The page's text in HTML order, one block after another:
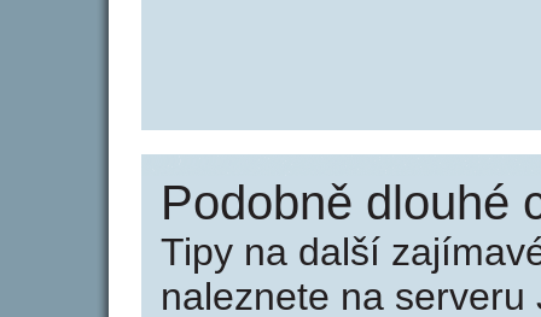
Podobně dlouhé
Tipy na další
naleznete na serveru